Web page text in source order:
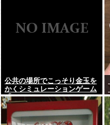
公共の場所でこっそり金玉を
かくシミュレーションゲーム
「Ball Scratch Simulator」
がSteamで発表される